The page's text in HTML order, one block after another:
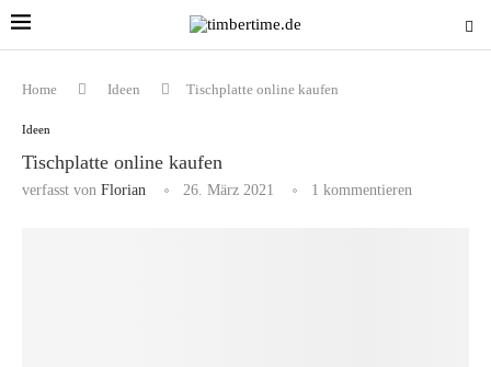
Home Ideen Tischplatte online kaufen
Ideen
Tischplatte online kaufen
verfasst von Florian 26. März 2021 1 kommentieren